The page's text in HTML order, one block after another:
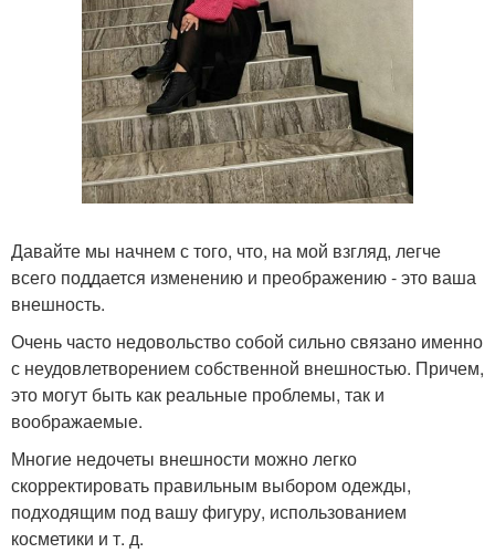
Давайте мы начнем с того, что, на мой взгляд, легче
всего поддается изменению и преображению - это ваша
внешность.
Очень часто недовольство собой сильно связано именно
с неудовлетворением собственной внешностью. Причем,
это могут быть как реальные проблемы, так и
воображаемые.
Многие недочеты внешности можно легко
скорректировать правильным выбором одежды,
подходящим под вашу фигуру, использованием
косметики и т. д.